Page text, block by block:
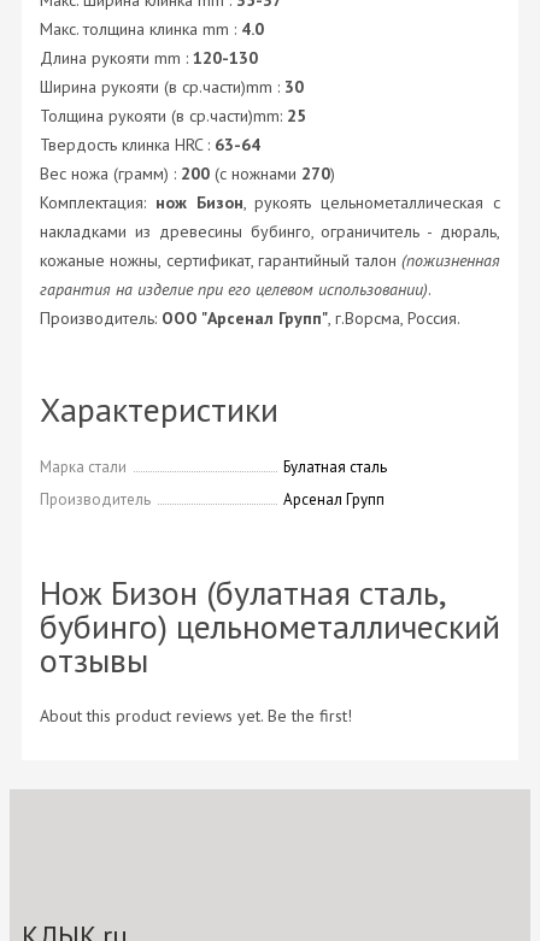
Макс. толщина клинка mm : 4.0
Длина рукояти mm : 120-130
Ширина рукояти (в ср.части)mm : 30
Толщина рукояти (в ср.части)mm: 25
Твердость клинка HRC : 63-64
Вес ножа (грамм) : 200 (с ножнами 270)
Комплектация: нож Бизон, рукоять цельнометаллическая с
накладками из древесины бубинго, ограничитель - дюраль,
кожаные ножны, сертификат, гарантийный талон (пожизненная
гарантия на изделие при его целевом использовании).
Производитель: ООО "Арсенал Групп", г.Ворсма, Россия.
Характеристики
Марка стали
Булатная сталь
Производитель
Арсенал Групп
Нож Бизон (булатная сталь,
бубинго) цельнометаллический
отзывы
About this product reviews yet. Be the first!